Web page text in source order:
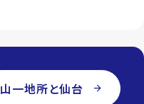
山一地所と仙台 arrow_forward